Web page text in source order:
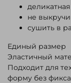
не
сушить в
Единый размер
Эластичный
Подходит для
форму без